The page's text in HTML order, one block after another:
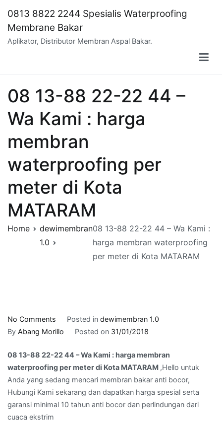
content
0813 8822 2244 Spesialis Waterproofing
Membrane Bakar
Aplikator, Distributor Membran Aspal Bakar.
08 13-88 22-22 44 –
Wa Kami : harga
membran
waterproofing per
meter di Kota
MATARAM
Home
dewimembran
1.0
08 13-88 22-22 44 – Wa Kami :
harga membran waterproofing
per meter di Kota MATARAM
No Comments
08
88
22-
22
44
–
Posted in dewimembran 1.0
By Abang Morillo Posted on 31/01/2018
08 13-88 22-22 44 – Wa Kami : harga membran
waterproofing per meter di Kota MATARAM ,Hello untuk
Anda yang sedang mencari membran bakar anti bocor,
Hubungi Kami sekarang dan dapatkan harga spesial serta
garansi minimal 10 tahun anti bocor dan perlindungan dari
cuaca ekstrim